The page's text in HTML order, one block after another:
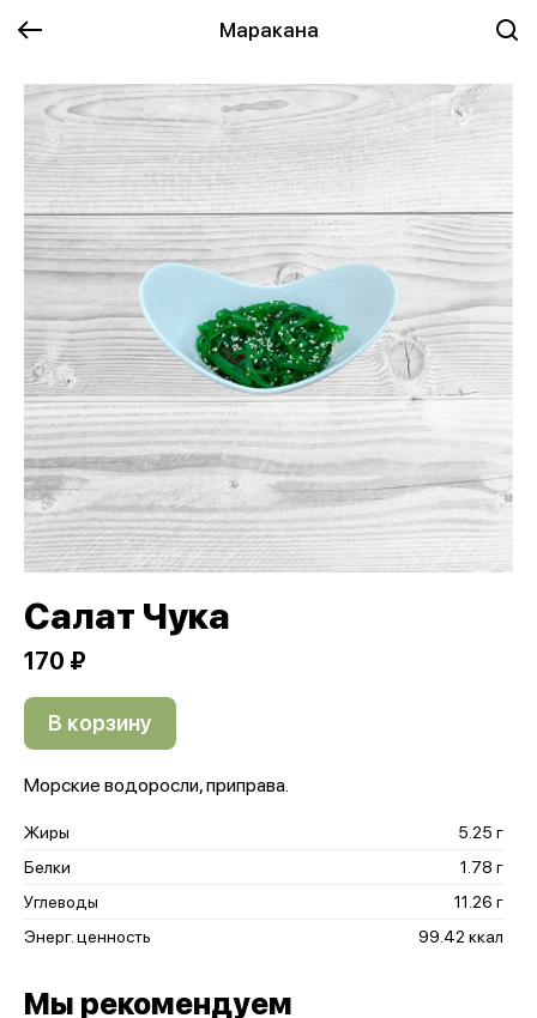
Маракана
Салат Чука
170 ₽
В корзину
Морские водоросли, приправа.
Жиры
5.25 г
Белки
1.78 г
Углеводы
11.26 г
Энерг. ценность
99.42 ккал
Мы рекомендуем